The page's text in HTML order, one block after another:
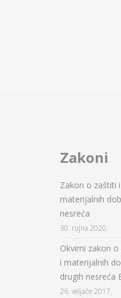
Zakoni
Zakon o zaštiti
materijalnih
nesreća
30. rujna 2020.
Okvirni zakon
i materijalnih
drugih nesreća
26. veljače 2017.